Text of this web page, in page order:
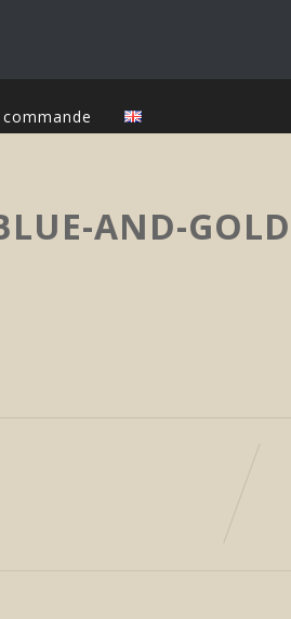
AND-GOLD